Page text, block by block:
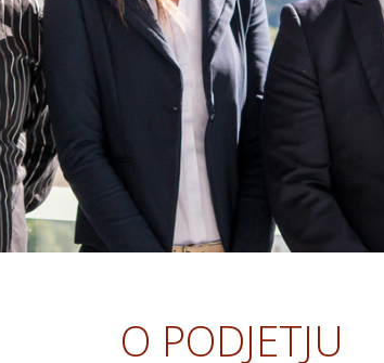
O PODJETJU